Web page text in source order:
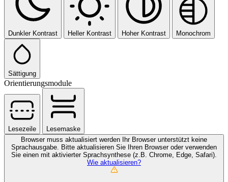
Dunkler Kontrast Heller Kontrast Hoher Kontrast Monochrom
Sättigung
Orientierungsmodule
Lesezeile
Lesemaske
Browser muss aktualisiert werden
Ihr Browser unterstützt keine
Sprachausgabe. Bitte aktualisieren Sie Ihren Browser oder verwenden
Sie einen mit aktivierter Sprachsynthese (z.B. Chrome, Edge, Safari).
Wie aktualisieren?